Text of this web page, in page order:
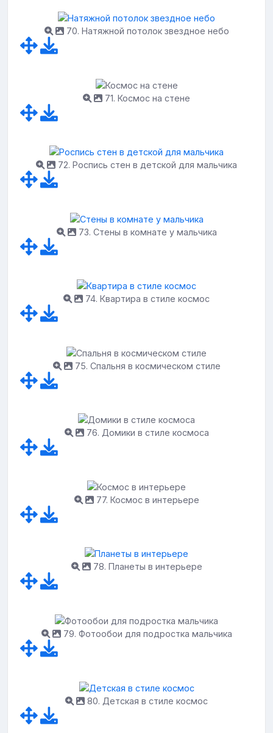
70. Натяжной потолок звездное небо
71. Космос на стене
72. Роспись стен в детской для мальчика
73. Стены в комнате у мальчика
74. Квартира в стиле космос
75. Спальня в космическом стиле
76. Домики в стиле космоса
77. Космос в интерьере
78. Планеты в интерьере
79. Фотообои для подростка мальчика
80. Детская в стиле космос